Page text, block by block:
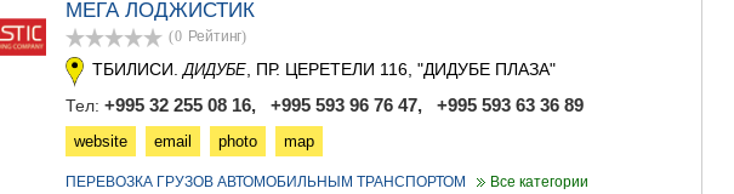
МЕГА ЛОДЖИСТИК
(0 Рейтинг)
ТБИЛИСИ.ДИДУБЕ, ПР. ЦЕРЕТЕЛИ 116, "ДИДУБЕ ПЛАЗА"
Тел: +995 32 255 08 16, +995 593 96 76 47, +995 593 63 36 89
website email photo map
ПЕРЕВОЗКА ГРУЗОВ АВТОМОБИЛЬНЫМ ТРАНСПОРТОМ Все категории